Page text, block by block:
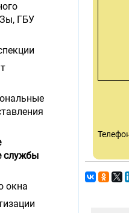
ГБУ
службы
окна